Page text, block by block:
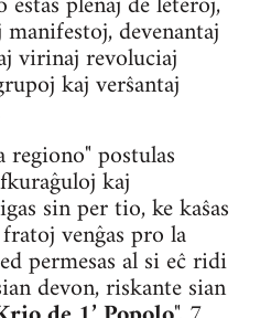
devenantaj
virinaj revoluciaj
kaj verŝantaj
postulas
kaj
sin per tio, ke kaŝas
venĝas pro la
permesas al si eĉ ridi
devon, ris­kante sian